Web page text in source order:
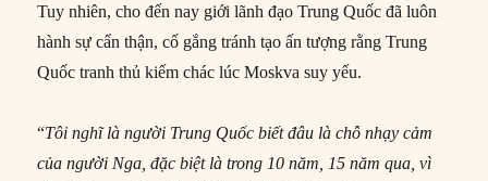
Tuy nhiên, cho đến nay giới lãnh đạo Trung Quốc đã luôn
hành sự cẩn thận, cố gắng tránh tạo ấn tượng rằng Trung
Quốc tranh thủ kiếm chác lúc Moskva suy yếu.
“Tôi nghĩ là người Trung Quốc biết đâu là chỗ nhạy cảm
của người Nga, đặc biệt là trong 10 năm, 15 năm qua, vì